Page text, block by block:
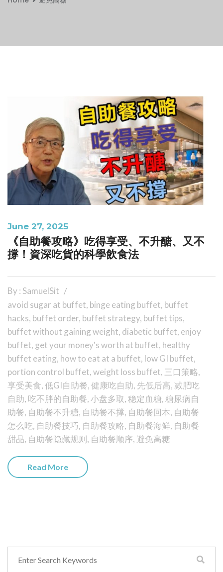
June 27, 2025
《自助餐攻略》吃得享受、不升醣、又不
撐！資深吃貨的科學飲食法
By : SamuelSit
avoid sugar at buffet, binge eating buffet, buffet
hacks, buffet order, buffet strategy, buffet tips,
buffet without gaining weight, diabetic buffet, enjoy
buffet, get your money's worth at buffet, healthy
buffet eating, how to eat at a buffet, low GI buffet,
portion control buffet,weight loss buffet, 三口策略,
享受美食,低GI自助餐,健康吃自助, 先低后高,减肥吃
自助, 吃不胖的自助餐,小盘多取,稳定血糖,糖尿病自
助餐, 自助餐不升糖, 自助餐不撑, 自助餐回本, 自助餐
怎么吃, 自助餐技巧, 自助餐攻略, 自助餐海鲜, 自助餐
甜品, 自助餐隐藏规则, 自助餐顺序, 避免高糖
Read More